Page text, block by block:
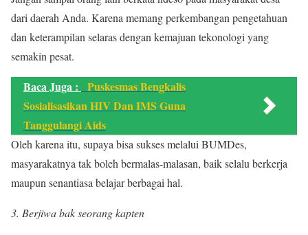
dari daerah Anda. Karena memang perkembangan pengetahuan
dan keterampilan selaras dengan kemajuan tekonologi yang
semakin pesat.
Baca Juga :
Puskesmas Bengkalis
Sosialisasikan HIV Dan IMS Guna
Tanggulangi Aids
Oleh karena itu, supaya bisa sukses melalui BUMDes,
masyarakatnya tak boleh bermalas-malasan, baik selalu berkerja
maupun senantiasa belajar berbagai hal.
3. Berjiwa bak seorang kapten